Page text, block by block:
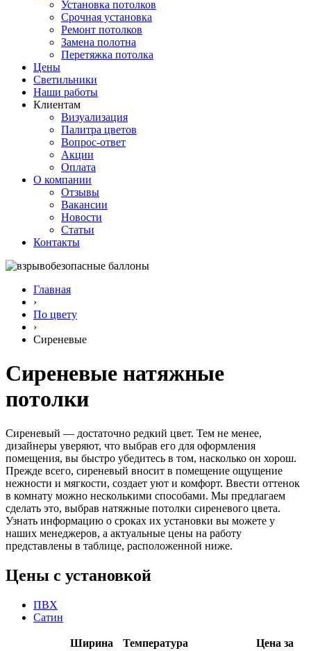
Установка потолков
Срочная установка
Ремонт потолков
Замена полотна
Перетяжка потолка
Цены
Светильники
Наши работы
Клиентам
Визуализация
Палитра цветов
Вопрос-ответ
Акции
Оплата
О компании
Отзывы
Вакансии
Новости
Статьи
Контакты
Главная
›
По цвету
›
Сиреневые
Сиреневые натяжные
потолки
Сиреневый — достаточно редкий цвет. Тем не менее,
дизайнеры уверяют, что выбрав его для оформления
помещения, вы быстро убедитесь в том, насколько он хорош.
Прежде всего, сиреневый вносит в помещение ощущение
нежности и мягкости, создает уют и комфорт. Ввести оттенок
в комнату можно несколькими способами. Мы предлагаем
сделать это, выбрав натяжные потолки сиреневого цвета.
Узнать информацию о сроках их установки вы можете у
наших менеджеров, а актуальные цены на работу
представлены в таблице, расположенной ниже.
Цены с установкой
ПВХ
Сатин
Ширина
Температура
Цена за